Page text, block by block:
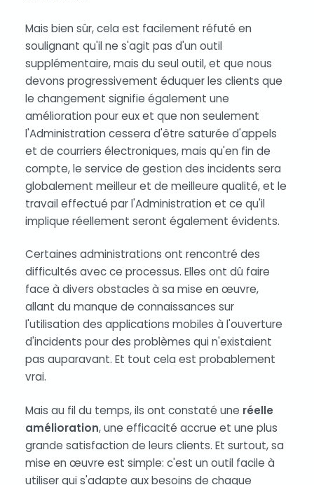
Mais bien sûr, cela est facilement réfuté en
soulignant qu'il ne s'agit pas d'un outil
supplémentaire, mais du seul outil, et que nous
devons progressivement éduquer les clients que
le changement signifie également une
amélioration pour eux et que non seulement
l'Administration cessera d'être saturée d'appels
et de courriers électroniques, mais qu'en fin de
compte, le service de gestion des incidents sera
globalement meilleur et de meilleure qualité, et le
travail effectué par l'Administration et ce qu'il
implique réellement seront également évidents.
Certaines administrations ont rencontré des
difficultés avec ce processus. Elles ont dû faire
face à divers obstacles à sa mise en œuvre,
allant du manque de connaissances sur
l'utilisation des applications mobiles à l'ouverture
d'incidents pour des problèmes qui n'existaient
pas auparavant. Et tout cela est probablement
vrai.
Mais au fil du temps, ils ont constaté une réelle
amélioration, une efficacité accrue et une plus
grande satisfaction de leurs clients. Et surtout, sa
mise en œuvre est simple: c'est un outil facile à
utiliser qui s'adapte aux besoins de chaque